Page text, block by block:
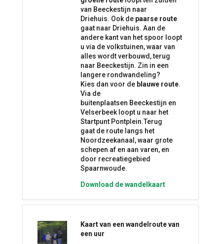
van Beeckestijn naar
Driehuis. Ook de paarse route
gaat naar Driehuis. Aan de
andere kant van het spoor loopt
u via de volkstuinen, waar van
alles wordt verbouwd, terug
naar Beeckestijn. Zin in een
langere rondwandeling?
Kies dan voor de blauwe route.
Via de
buitenplaatsen Beeckestijn en
Velserbeek loopt u naar het
Startpunt Pontplein.Terug
gaat de route langs het
Noordzeekanaal, waar grote
schepen af en aan varen, en
door recreatiegebied
Spaarnwoude.
Download de wandelkaart
Kaart van een wandelroute van
een uur